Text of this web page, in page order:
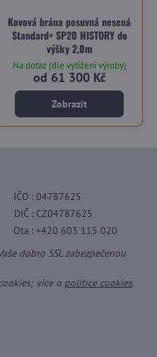
Kovová brána posuvná nesená
Standard+ SP20 HISTORY do
výšky 2,0m
Na dotaz (dle vytížení výroby)
od 61 300 Kč
Zobrazit
IČO : 04787625
DIČ : CZ04787625
Ota : +420 603 115 020
dobro SSL zabezpečenou
více o politice cookies.